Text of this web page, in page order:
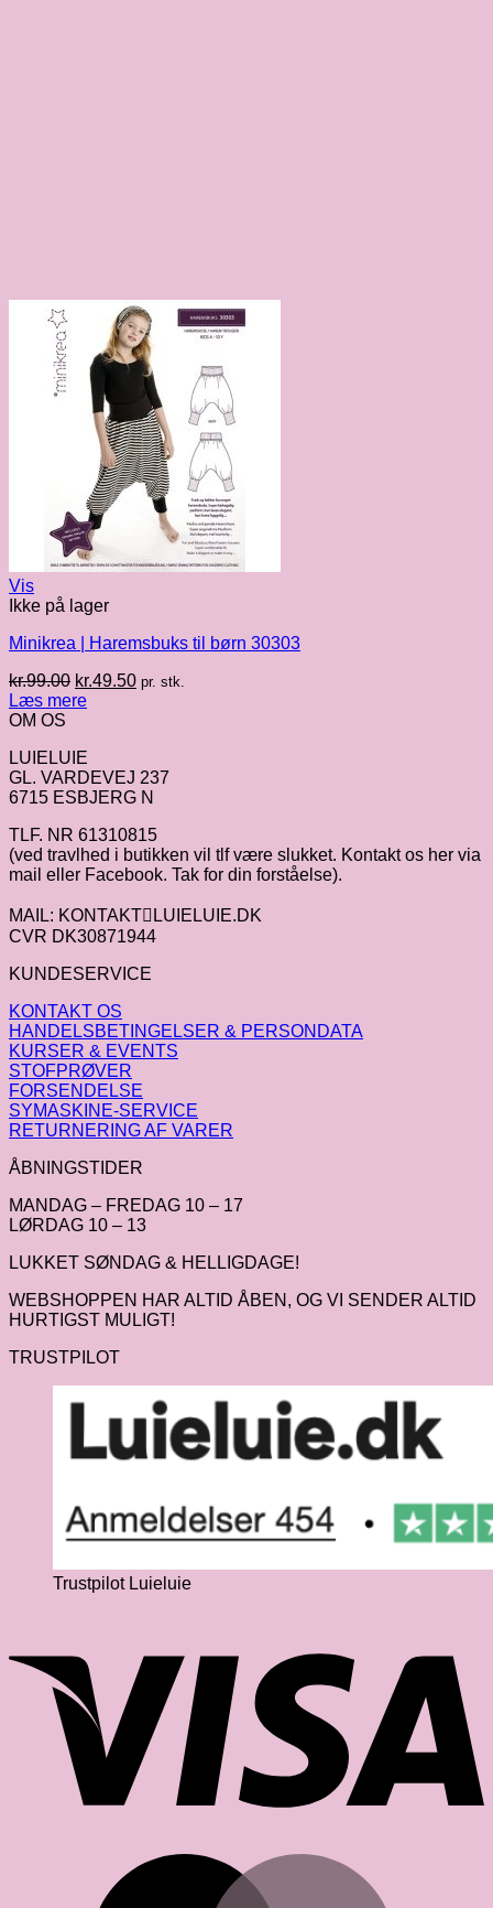
Vis
Ikke på lager
Minikrea | Haremsbuks til børn 30303
kr.99.00 Den
oprindelige
kr.99.00.
kr.49.50Den
pr. stk.
Læs mere
OM OS
LUIELUIE
GL. VARDEVEJ 237
6715 ESBJERG N
TLF. NR 61310815
(ved travlhed i butikken vil tlf være slukket. Kontakt os her via
mail eller Facebook. Tak for din forståelse).
MAIL: KONTAKTLUIELUIE.DK
CVR DK30871944
KUNDESERVICE
KONTAKT OS
HANDELSBETINGELSER & PERSONDATA
KURSER & EVENTS
STOFPRØVER
FORSENDELSE
SYMASKINE-SERVICE
RETURNERING AF VARER
ÅBNINGSTIDER
MANDAG – FREDAG 10 – 17
LØRDAG 10 – 13
LUKKET SØNDAG & HELLIGDAGE!
WEBSHOPPEN HAR ALTID ÅBEN, OG VI SENDER ALTID
HURTIGST MULIGT!
TRUSTPILOT
Trustpilot Luieluie